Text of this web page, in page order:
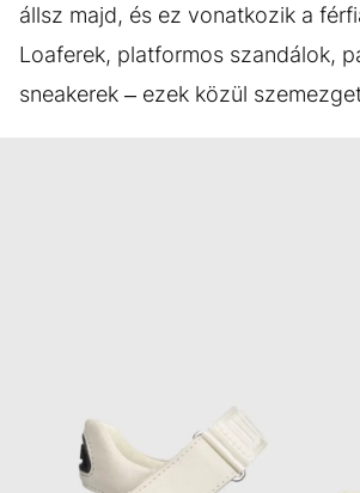
állsz majd, és ez vonatkozik a
Loaferek, platformos szandálok,
sneakerek – ezek közül